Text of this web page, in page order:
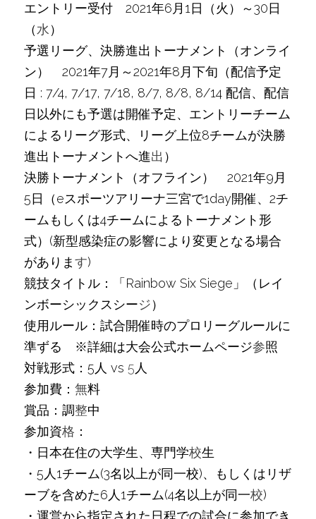
エントリー受付　2021年6月1日（火）～30日
（水）
予選リーグ、決勝進出トーナメント（オンライ
ン）　2021年7月～2021年8月下旬（配信予定
日 : 7/4, 7/17, 7/18, 8/7, 8/8, 8/14 配信、配信
日以外にも予選は開催予定、エントリーチーム
によるリーグ形式、リーグ上位8チームが決勝
進出トーナメントへ進出 ）
決勝トーナメント（オフライン）　2021年9月
5日（eスポーツアリーナ三宮で1day開催、2チ
ームもしくは4チームによるトーナメント形
式）(新型感染症の影響により変更となる場合
があります)
競技タイトル：「Rainbow Six Siege」（レイ
ンボーシックスシージ）
使用ルール：試合開催時のプロリーグルールに
準ずる　※詳細は大会公式ホームページ参照
対戦形式：5人 vs 5 人
参加費： 無料
賞品：調整中
参加資格 ：
・日本在住の大学生、専門学校生
・5人1チーム(3名以上が同一校)、もしくはリザ
ーブを含めた6人1チーム(4名以上が同一校)
・運営から指定された日程での試合に参加でき